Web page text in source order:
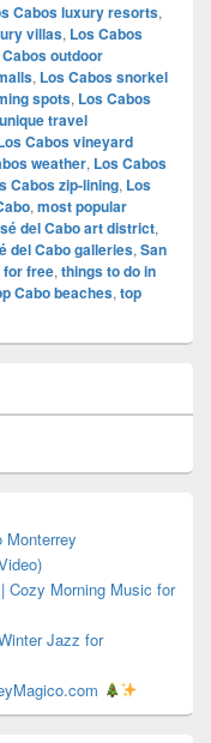
Cabos luxury resorts,
villas, Los Cabos
outdoor
, Los Cabos snorkel
spots, Los Cabos
travel
Cabos vineyard
weather, Los Cabos
Cabos zip-lining, Los
, most popular
del Cabo art district,
del Cabo galleries, San
for free, things to do in
Cabo beaches, top
Monterrey
| Cozy Morning Music for
Jazz for